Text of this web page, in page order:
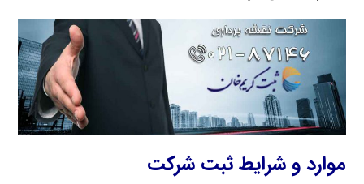
موارد و شرایط ثبت شرکت